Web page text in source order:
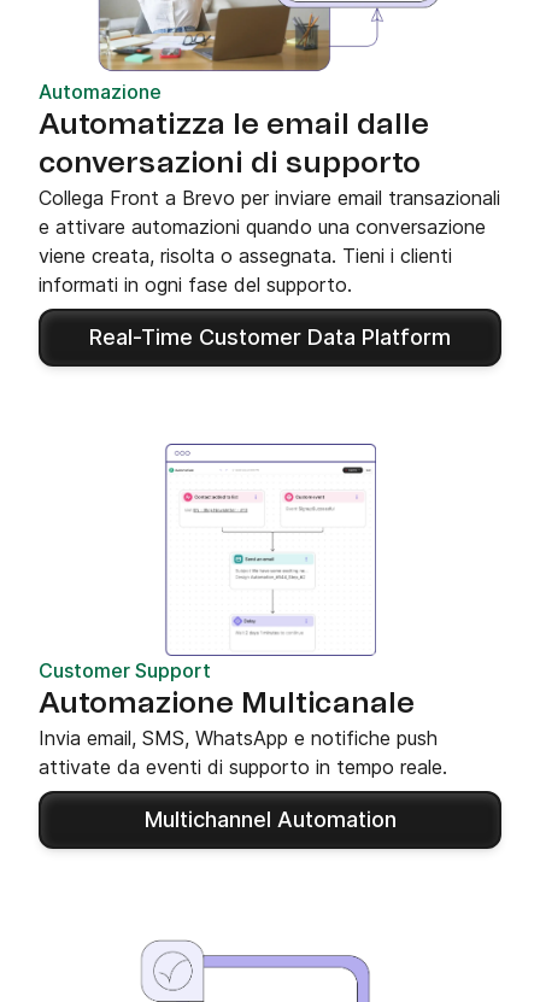
Automazione
Automatizza le email dalle
conversazioni di supporto
Collega Front a Brevo per inviare email transazionali
e attivare automazioni quando una conversazione
viene creata, risolta o assegnata. Tieni i clienti
informati in ogni fase del supporto.
Real-Time Customer Data Platform
Customer Support
Automazione Multicanale
Invia email, SMS, WhatsApp e notifiche push
attivate da eventi di supporto in tempo reale.
Multichannel Automation